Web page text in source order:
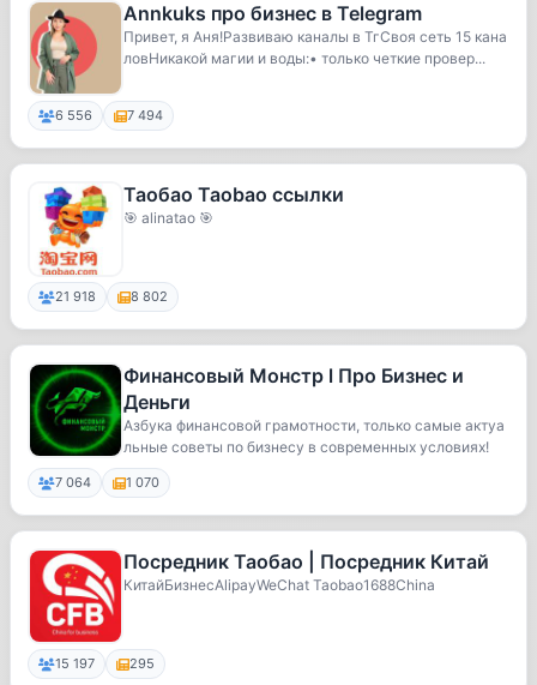
Annkuks про бизнес в Telegram
Привет, я Аня!Развиваю каналы в ТгСвоя сеть 15 кана
ловНикакой магии и воды:• только четкие провер...
6 556 7 494
Таобао Taobao ссылки
🎯 alinatao 🎯
21 918 8 802
Финансовый Монстр l Про Бизнес и
Деньги
Азбука финансовой грамотности, только самые актуа
льные советы по бизнесу в современных условиях!
7 064 1 070
Посредник Таобао | Посредник Китай
КитайБизнесAlipayWeChat Taobao1688China
15 197 295